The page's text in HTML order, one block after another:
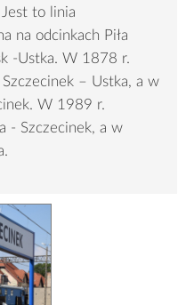
Jest to linia
na odcinkach Piła
-Ustka. W 1878 r.
– Ustka, a w
W 1989 r.
- Szczecinek, a w